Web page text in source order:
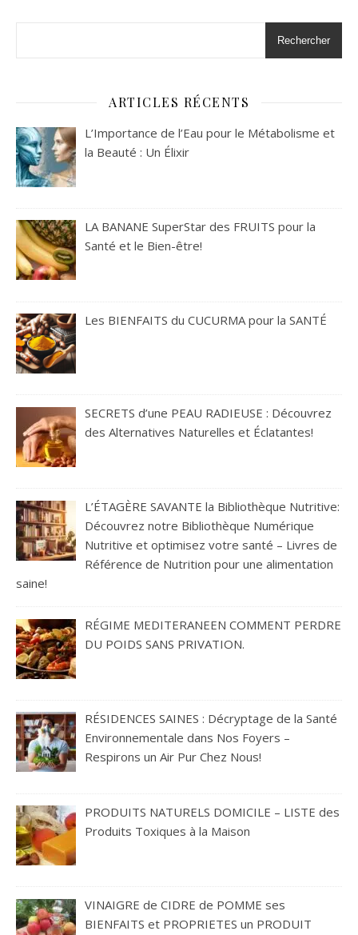
Rechercher
ARTICLES RÉCENTS
L’Importance de l’Eau pour le Métabolisme et
la Beauté : Un Élixir
LA BANANE SuperStar des FRUITS pour la
Santé et le Bien-être!
Les BIENFAITS du CUCURMA pour la SANTÉ
SECRETS d’une PEAU RADIEUSE : Découvrez
des Alternatives Naturelles et Éclatantes!
L’ÉTAGÈRE SAVANTE la Bibliothèque Nutritive:
Découvrez notre Bibliothèque Numérique
Nutritive et optimisez votre santé – Livres de
Référence de Nutrition pour une alimentation
saine!
RÉGIME MEDITERANEEN COMMENT PERDRE
DU POIDS SANS PRIVATION.
RÉSIDENCES SAINES : Décryptage de la Santé
Environnementale dans Nos Foyers –
Respirons un Air Pur Chez Nous!
PRODUITS NATURELS DOMICILE – LISTE des
Produits Toxiques à la Maison
VINAIGRE de CIDRE de POMME ses
BIENFAITS et PROPRIETES un PRODUIT